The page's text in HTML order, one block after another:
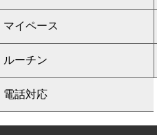
マイペース
ルーチン
電話対応